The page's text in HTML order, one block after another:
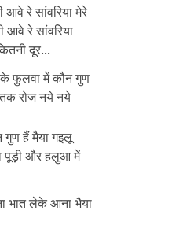
आवे रे सांवरिया मेरे
आवे रे सांवरिया
दूर...
फुलवा में कौन गुण
रोज नये नये
हैं मैया गइलू
पूड़ी और हलुआ में
भात लेके आना भैया